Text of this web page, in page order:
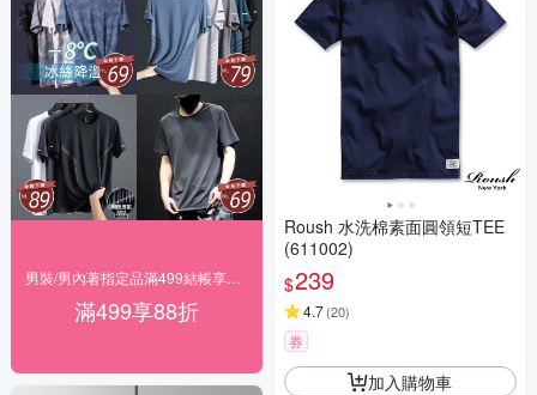
滿499享88折
Roush 水洗棉素面圓領短TEE
(611002)
$239
4.7(20)
券
加入購物車